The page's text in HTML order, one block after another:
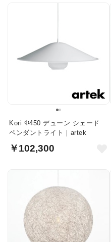
Kori Φ450 デューン シェード
ペンダントライト｜artek
￥102,300